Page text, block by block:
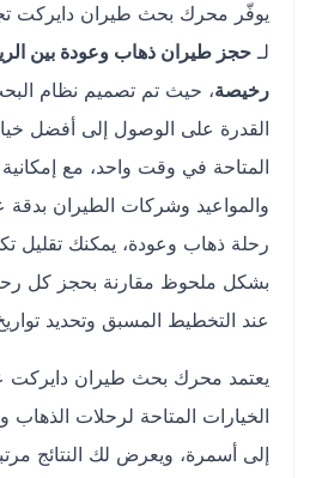
يوفّر محرك بحث طيران دايركت تجربة
حجز طيران ذهاب وعودة بين الرياض
رخيصة ، حيث تم تصميم نظام البحث
القدرة على الوصول إلى أفضل خيارات
المتاحة في وقت واحد، مع إمكانية
والمواعيد وشركات الطيران بدقة عالية.
رحلة ذهاب وعودة، يمكنك تقليل تكلفة
بشكل ملحوظ مقارنة بحجز كل رحلة
عند التخطيط المسبق وتحديد تواريخ
يعتمد محرك بحث طيران دايركت على
الخيارات المتاحة لرحلات الذهاب
إلى أسمرة، ويعرض لك النتائج مرتبة